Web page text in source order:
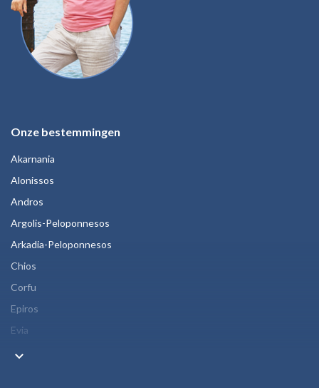
Onze bestemmingen
Akarnania
Alonissos
Andros
Argolis-Peloponnesos
Arkadia-Peloponnesos
Chios
Corfu
Epiros
Evia
keyboard_arrow_down